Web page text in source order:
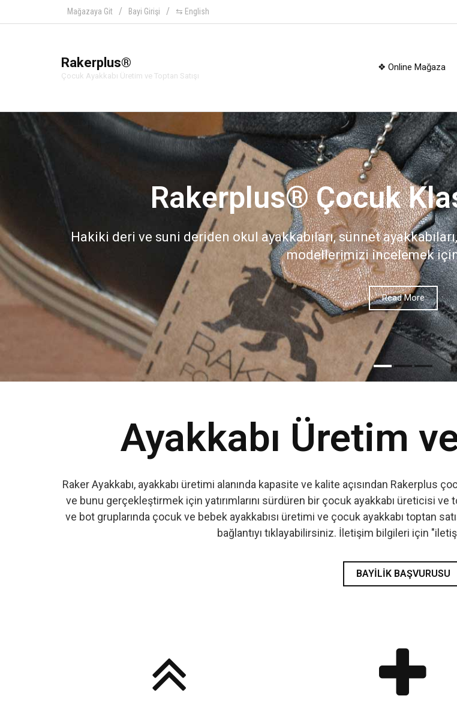
Mağazaya Git Bayi Girişi ⇆ English
Rakerplus®
Çocuk Ayakkabı Üretim ve Toptan Satışı
❖ Online Mağaza
Ayakkabı Üretim
Raker Ayakkabı, ayakkabı üretimi alanında kapasite ve kalite açısından Rakerplus
ve bunu gerçekleştirmek için yatırımlarını sürdüren bir çocuk ayakkabı üreticisi ve
ve bot gruplarında çocuk ve bebek ayakkabısı üretimi ve çocuk ayakkabı toptan
bağlantıyı tıklayabilirsiniz. İletişim bilgileri için
BAYILIK BAŞVURUSU